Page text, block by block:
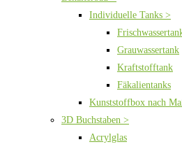
Individuelle Tanks >
Grauwassertank
Kraftstofftank
Fäkalientanks
Kunststoffbox nach
3D Buchstaben >
Acrylglas